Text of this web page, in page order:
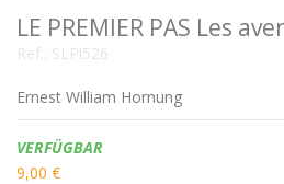
LE PREMIER PAS Les
Ref.: SLPl526
Ernest William Hornung
Verfügbarkeit:
VERFÜGBAR
9,00 €